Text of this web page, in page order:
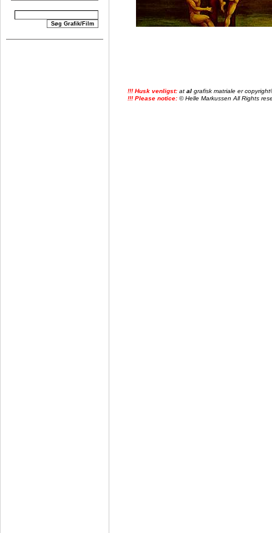
!!! Husk venligst: at al grafisk matriale er
!!! Please notice: © Helle Markussen All Rights